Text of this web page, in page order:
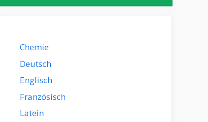
Chemie
Deutsch
Englisch
Französisch
Latein